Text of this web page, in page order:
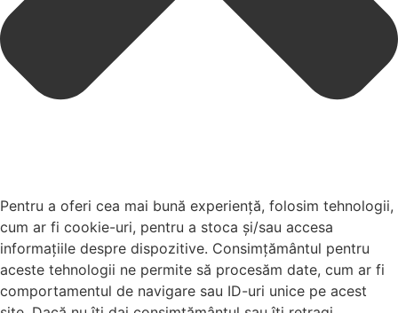
Pentru a oferi cea mai bună experiență, folosim tehnologii,
cum ar fi cookie-uri, pentru a stoca și/sau accesa
informațiile despre dispozitive. Consimțământul pentru
aceste tehnologii ne permite să procesăm date, cum ar fi
comportamentul de navigare sau ID-uri unice pe acest